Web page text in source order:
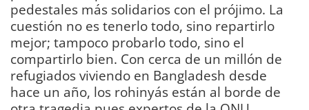
pedestales más solidarios con el prójimo. La
cuestión no es tenerlo todo, sino repartirlo
mejor; tampoco probarlo todo, sino el
compartirlo bien. Con cerca de un millón de
refugiados viviendo en Bangladesh desde
hace un año, los rohinyás están al borde de